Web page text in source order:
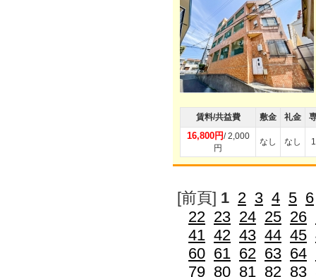
賃料/共益費 敷金 礼金
16,800円/ 2,000
円
なし なし
[前頁] 1 2 3 4 5 6
22 23 24 25 26
41 42 43 44 45
60 61 62 63 64
79 80 81 82 83